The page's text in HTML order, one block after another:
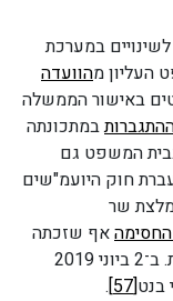
במערכת
העליון מהוועדה
באישור הממשלה
במתכונתה
המשפט גם
חוק היועמ"שים
שר
אף שזכתה
ל-138,598 קולות, ושקד נותרה מחוץ לכנסת. ב־2 ביוני 2019
בנט[57]
.